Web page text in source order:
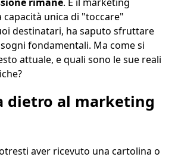
capacità unica di "toccare"
destinatari, ha saputo sfruttare
fondamentali. Ma come si
attuale, e quali sono le sue reali
dietro al marketing
aver ricevuto una cartolina o